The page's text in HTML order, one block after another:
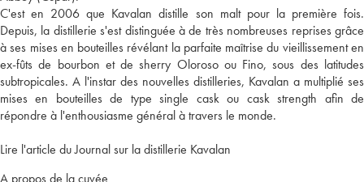
C'est en 2006 que Kavalan distille son malt pour la première fois.
Depuis, la distillerie s'est distinguée à de très nombreuses reprises grâce
à ses mises en bouteilles révélant la parfaite maîtrise du vieillissement en
ex-fûts de bourbon et de sherry Oloroso ou Fino, sous des latitudes
subtropicales. A l'instar des nouvelles distilleries, Kavalan a multiplié ses
mises en bouteilles de type single cask ou cask strength afin de
répondre à l'enthousiasme général à travers le monde.
Lire l'article du Journal sur la distillerie Kavalan
A propos de la cuvée